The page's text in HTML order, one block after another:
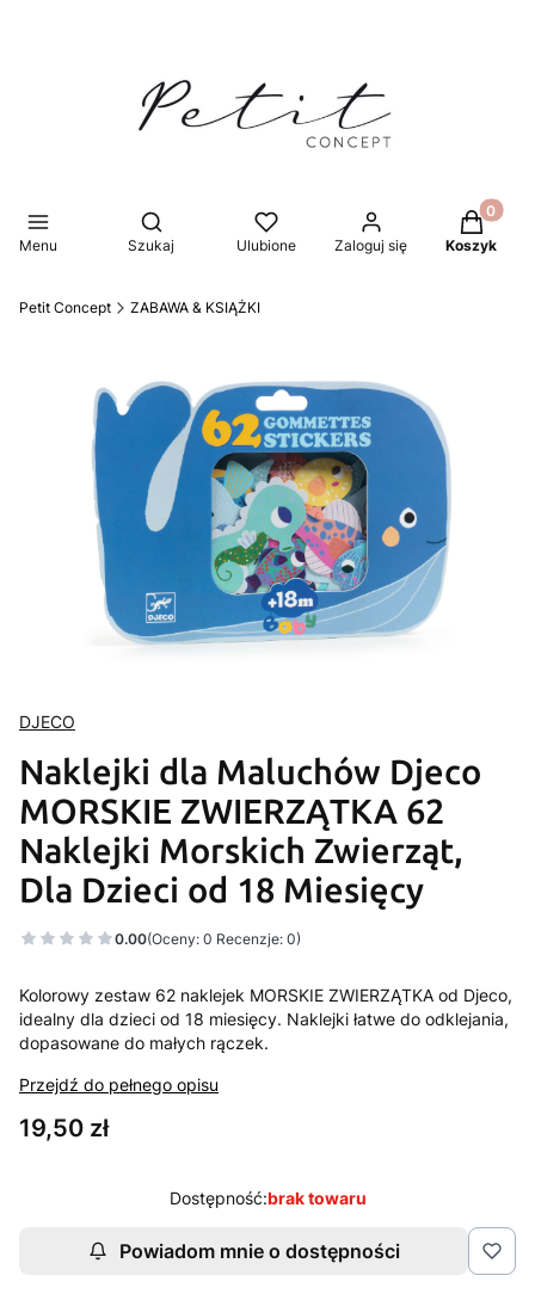
Menu
Otwórz wyszukiwarkę
Szukaj Ulubione Zaloguj się Koszyk
Petit Concept ZABAWA & KSIĄŻKI
DJECO
Naklejki dla Maluchów Djeco
MORSKIE ZWIERZĄTKA 62
Naklejki Morskich Zwierząt,
Dla Dzieci od 18 Miesięcy
0.00(Oceny: 0 Recenzje: 0)
Kolorowy zestaw 62 naklejek MORSKIE ZWIERZĄTKA od Djeco,
idealny dla dzieci od 18 miesięcy. Naklejki łatwe do odklejania,
dopasowane do małych rączek.
Przejdź do pełnego opisu
Cena
19,50 zł
Dostępność:brak towaru
Powiadom mnie o dostępności